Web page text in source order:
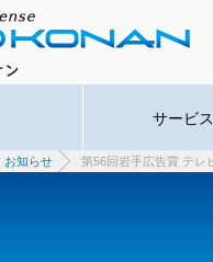
サービ
お知らせ 第56回岩手広告賞 テレ